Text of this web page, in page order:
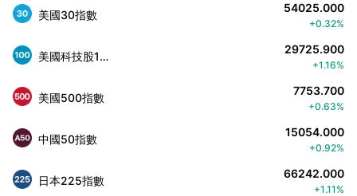
美國30指數 54025.000
+0.32%
美國科技股100指數 29725.900
+1.16%
美國500指數 7753.700
+0.63%
中國50指數 15054.000
+0.92%
日本225指數 66242.000
+1.11%